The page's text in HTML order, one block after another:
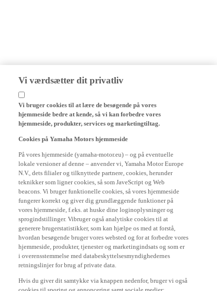
Vi værdsætter dit privatliv
Vi bruger cookies til at lære de besøgende på vores
hjemmeside bedre at kende, så vi kan forbedre vores
hjemmeside, produkter, services og marketingtiltag.
Cookies på Yamaha Motors hjemmeside
På vores hjemmeside (yamaha-motor.eu) – og på eventuelle
lokale versioner af denne – anvender vi, Yamaha Motor Europe
N.V., dets filialer og tilknyttede partnere, cookies, herunder
teknikker som ligner cookies, så som JaveScript og Web
beacons. Vi bruger funktionelle cookies, så vores hjemmeside
fungerer korrekt og giver dig grundlæggende funktioner på
vores hjemmeside, f.eks. at huske dine loginoplysninger og
sprogindstillinger. Vibruger også analytiske cookies til at
generere brugerstatistikker, som kan hjælpe os med at forstå,
hvordan besøgende bruger vores websted og for at forbedre vores
hjemmeside, produkter, tjenester og marketingindsats og som er
i overensstemmelse med databeskyttelsesmyndighedernes
retningslinjer for brug af private data.
Hvis du giver dit samtykke via knappen nedenfor, bruger vi også